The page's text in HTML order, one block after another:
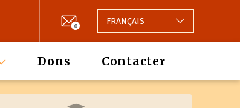
0 FRANÇAIS
Dons Contacter